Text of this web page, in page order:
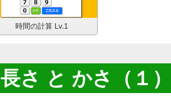
時間の計算 Lv.1
長さ と かさ（１）